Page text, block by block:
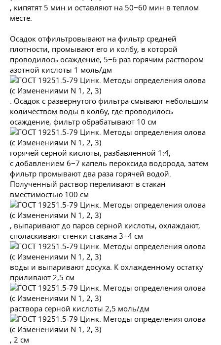
, кипятят 5 мин и оставляют на 50−60 мин в теплом
месте.
Осадок отфильтровывают на фильтр средней
плотности, промывают его и колбу, в которой
проводилось осаждение, 5−6 раз горячим раствором
азотной кислоты 1 моль/дм
. Осадок с развернутого фильтра смывают небольшим
количеством воды в колбу, где проводилось
осаждение, фильтр обрабатывают 10 см
горячей серной кислоты, разбавленной 1:4,
с добавлением 6−7 капель пероксида водорода, затем
фильтр промывают два раза горячей водой.
Полученный раствор переливают в стакан
вместимостью 100 см
, выпаривают до паров серной кислоты, охлаждают,
споласкивают стенки стакана 3−4 см
воды и выпаривают досуха. К охлажденному остатку
приливают 2,5 см
раствора серной кислоты 2,5 моль/дм
, 2 см